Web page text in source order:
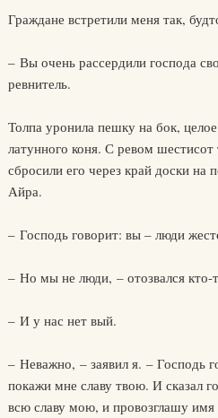
Граждане встретили меня так,
– Вы очень рассердили господа
ревнитель.
Толпа уронила пешку на бок,
латунного коня. С ревом шестисот
сбросили его через край доски
Айра.
– Господь говорит: вы – люди
– Но мы не люди, – отозвался кто-
– И у нас нет вый.
– Неважно, – заявил я. – Господь
покажи мне славу твою. И сказал
всю славу мою, и провозглашу